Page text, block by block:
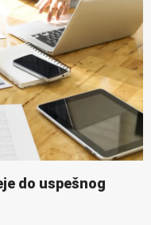
do uspešnog